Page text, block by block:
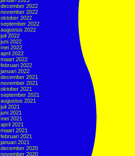
december 2022
november 2022
oktober 2022
september 2022
augustus 2022
juli 2022
juni 2022
mei 2022
april 2022
maart 2022
februari 2022
januari 2022
december 2021
november 2021
oktober 2021
september 2021
augustus 2021
juli 2021
juni 2021
mei 2021
april 2021
maart 2021
februari 2021
januari 2021
december 2020
november 2020